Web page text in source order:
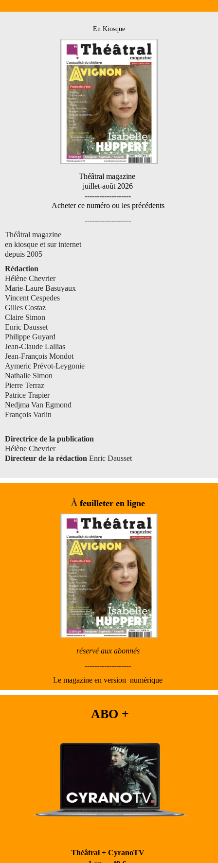
En Kiosque
Théâtral magazine
juillet-août 2026
-------------------
Acheter ce numéro ou les précédents
-------------------
Théâtral magazine
en kiosque et sur internet
depuis 2005
Rédaction
Hélène Chevrier
Marie-Laure Basuyaux
Vincent Cespedes
Gilles Costaz
Claire Simon
Enric Dausset
Philippe Guyard
Jean-Claude Lallias
Jean-François Mondot
Aymeric Prévot-Leygonie
Nathalie Simon
Pierre Terraz
Patrice Trapier
Nedjma Van Egmond
François Varlin
Directrice de la publication
Hélène Chevrier
Directeur de la rédaction Enric Dausset
À feuilleter en ligne
réservé aux abonnés
-------------------
Le magazine en version numérique
ABO +
Théâtral + CyranoTV